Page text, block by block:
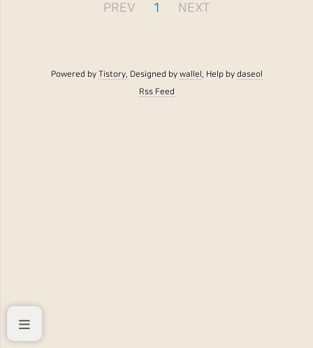
PREV 1 NEXT
Powered byTistory, Designed bywallel, Help bydaseol
Rss Feed